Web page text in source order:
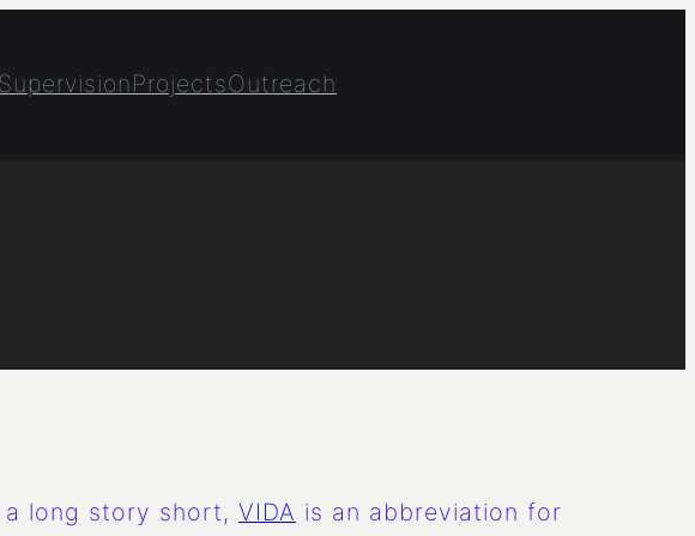
SupervisionProjectsOutreach
a long story short, VIDA is an abbreviation for